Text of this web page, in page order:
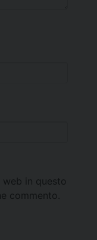
in questo
commento.